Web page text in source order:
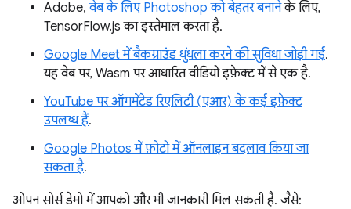
Adobe,वेब के लिए Photoshop को बेहतर बनानेके लिए,
TensorFlow.js का इस्तेमाल करता है.
Google Meet में बैकग्राउंड धुंधला करने की सुविधा जोड़ी गई.
यह वेब पर, Wasm पर आधारित वीडियो इफ़ेक्ट में से एक है.
YouTube पर ऑगमेंटेड रिएलिटी (एआर) के कई इफ़ेक्ट
उपलब्ध हैं.
Google Photos में फ़ोटो में ऑनलाइन बदलाव किया जा
सकता है.
ओपन सोर्स डेमो में आपको और भी जानकारी मिल सकती है. जैसे: